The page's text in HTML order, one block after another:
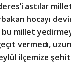
astılar
hocayı
bu millet
vermedi, uzun
ilçemize